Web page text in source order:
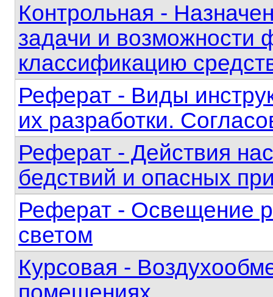
Контрольная -
задачи и возможности
классификацию
Реферат - Виды
их разработки.
Реферат - Действия
бедствий и опасных
Реферат - Освещение
светом
Курсовая -